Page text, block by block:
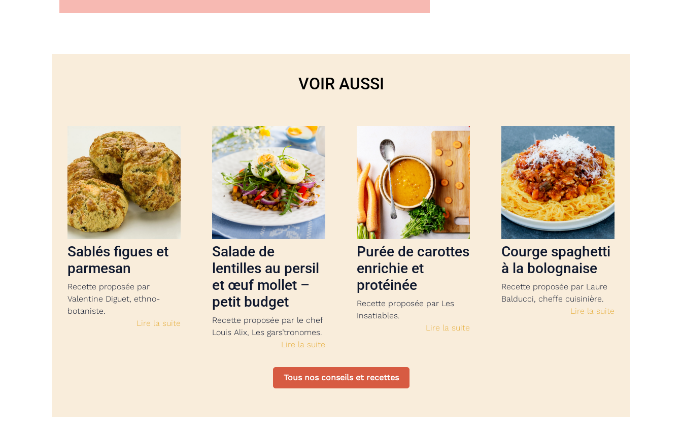
VOIR AUSSI
Sablés figues et
parmesan
Recette proposée par
Valentine Diguet, ethno-
botaniste.
Lire la suite
Salade de
lentilles au persil
et œuf mollet –
petit budget
Recette proposée par le chef
Louis Alix, Les gars’tronomes.
Lire la suite
Purée de carottes
enrichie et
protéinée
Recette proposée par Les
Insatiables.
Lire la suite
Courge spaghetti
à la bolognaise
Recette proposée par Laure
Balducci, cheffe cuisinière.
Lire la suite
Tous nos conseils et recettes